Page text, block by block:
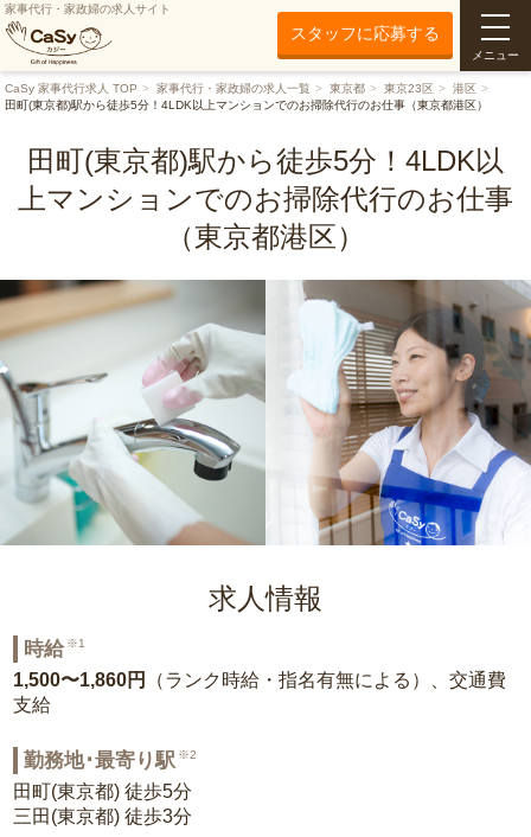
家事代行・家政婦の求人サイト
スタッフに応募する
メニュー
CaSy 家事代行求人 TOP 家事代行・家政婦の求人一覧 東京都 東京23区
港区
田町(東京都)駅から徒歩5分！4LDK以上マンションでのお掃除代行のお仕事（東京都港区）
田町(東京都)駅から徒歩5分！4LDK以
上マンションでのお掃除代行のお仕事
（東京都港区）
求人情報
時給 ※1
1,500〜1,860円
（ランク時給・指名有無による）、交通費
支給
勤務地･最寄り駅 ※2
田町(東京都) 徒歩5分
三田(東京都) 徒歩3分